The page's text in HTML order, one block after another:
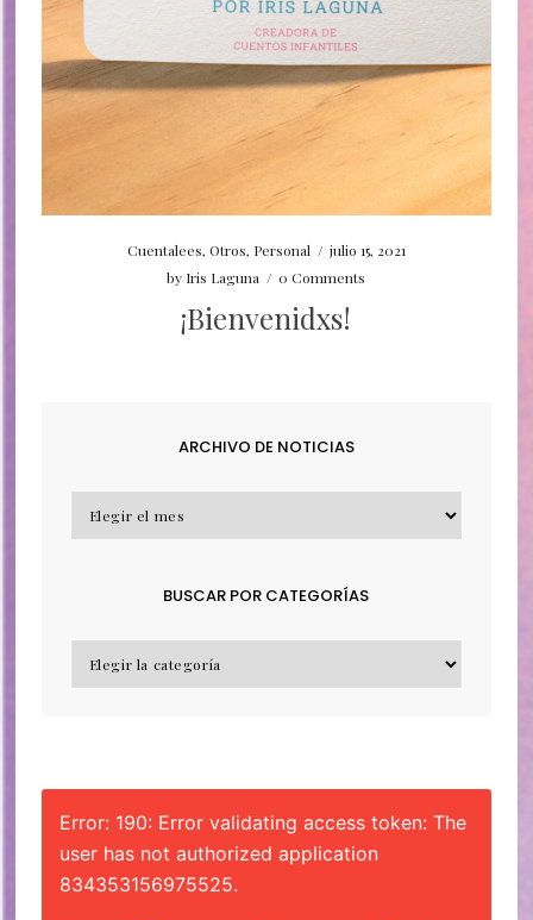
Cuentalees, Otros, Personal / julio 15, 2021
by Iris Laguna / 0 Comments
¡Bienvenidxs!
ARCHIVO DE NOTICIAS
BUSCAR POR CATEGORÍAS
Error: 190: Error validating access token: The
user has not authorized application
834353156975525.